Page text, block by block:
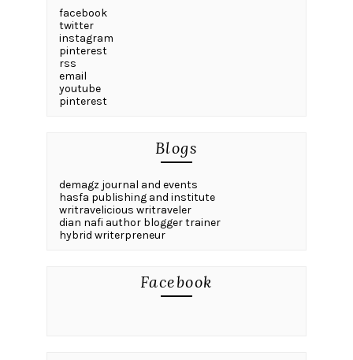
facebook
twitter
instagram
pinterest
rss
email
youtube
pinterest
Blogs
demagz journal and events
hasfa publishing and institute
writravelicious writraveler
dian nafi author blogger trainer
hybrid writerpreneur
Facebook